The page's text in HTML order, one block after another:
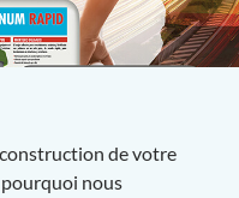
de votre
pourquoi nous